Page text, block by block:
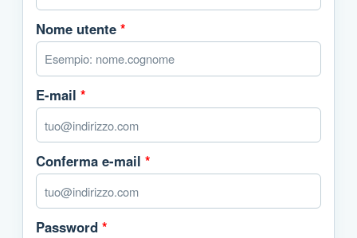
Nome utente *
E-mail *
Conferma e-mail *
Password *